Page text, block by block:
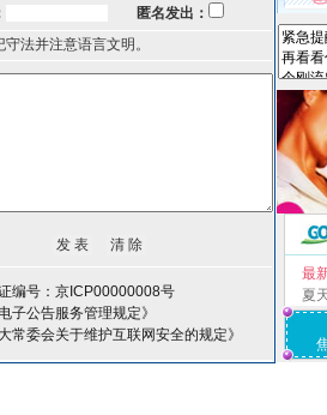
匿名发出：
法并注意语言文明。
编号：京ICP00000008号
子公告服务管理规定》
常委会关于维护互联网安全的规定》
最
夏